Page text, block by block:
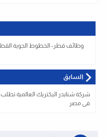
وظائف قطر- الخطوط الجوية
السابق
شركة شنايدر اليكتريك العالمية
فى مصر